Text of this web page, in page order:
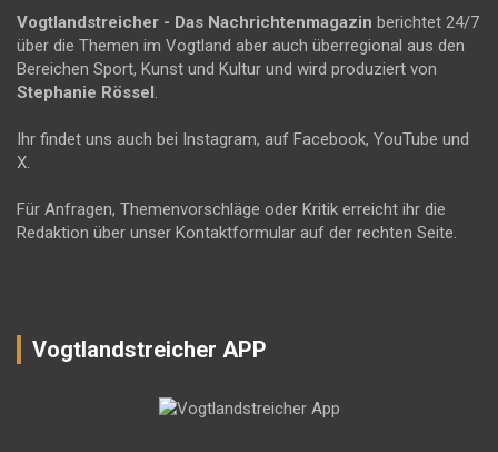
Vogtlandstreicher - Das Nachrichtenmagazin berichtet 24/7
über die Themen im Vogtland aber auch überregional aus den
Bereichen Sport, Kunst und Kultur und wird produziert von
Stephanie Rössel .
Ihr findet uns auch bei Instagram, auf Facebook, YouTube und
X.
Für Anfragen, Themenvorschläge oder Kritik erreicht ihr die
Redaktion über unser Kontaktformular auf der rechten Seite.
Vogtlandstreicher APP